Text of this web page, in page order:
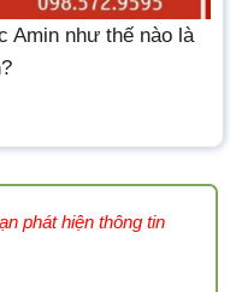
Amin như thế nào là
phát hiện thông tin